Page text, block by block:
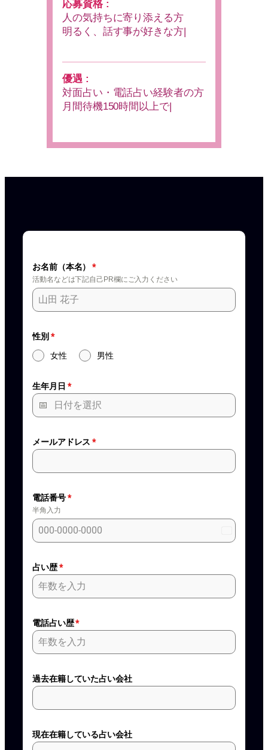
応募資格 :
人の気持ちに寄り添える方
明るく、話す事が好きな方
優遇 :
対面占い・電話占い経験者の方
月間待機150時間以上できる方
お名前（本名）*
活動名などは下記自己PR欄にご入力ください
性別 *
女性
男性
生年月日 *
メールアドレス*
電話番号*
半角入力
占い歴*
電話占い歴*
過去在籍していた占い会社
現在在籍している占い会社